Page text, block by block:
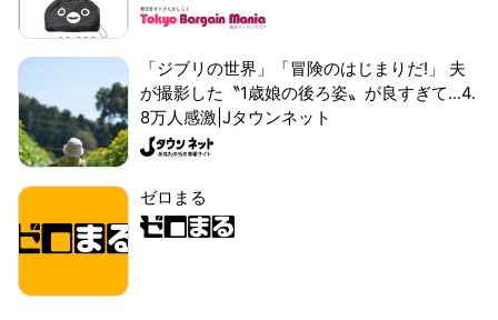
「ジブリの世界」「冒険のはじまりだ!」 夫
が撮影した〝1歳娘の後ろ姿〟が良すぎて...4.
8万人感激|Jタウンネット
ゼロまる